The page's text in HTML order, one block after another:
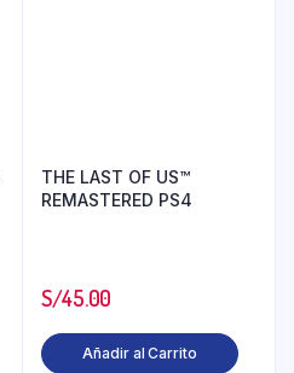
THE LAST OF US™
REMASTERED PS4
S/45.00
Añadir al Carrito